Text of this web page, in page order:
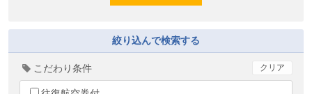
絞り込んで検索する
こだわり条件 クリア